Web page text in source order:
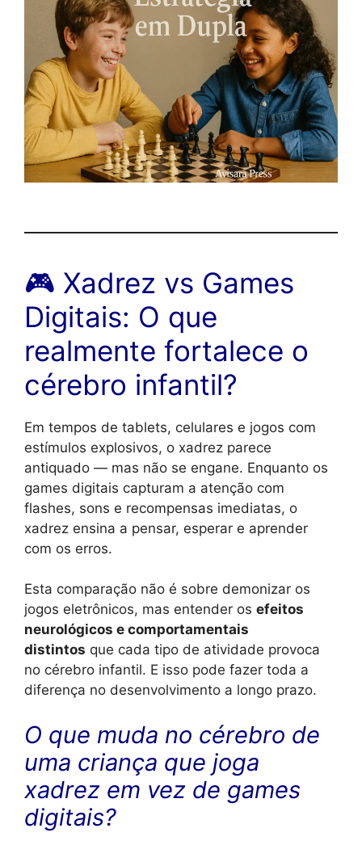
🎮 Xadrez vs Games
Digitais: O que
realmente fortalece o
cérebro infantil?
Em tempos de tablets, celulares e jogos com
estímulos explosivos, o xadrez parece
antiquado — mas não se engane. Enquanto os
games digitais capturam a atenção com
flashes, sons e recompensas imediatas, o
xadrez ensina a pensar, esperar e aprender
com os erros.
Esta comparação não é sobre demonizar os
jogos eletrônicos, mas entender os efeitos
neurológicos e comportamentais
distintos que cada tipo de atividade provoca
no cérebro infantil. E isso pode fazer toda a
diferença no desenvolvimento a longo prazo.
O que muda no cérebro de
uma criança que joga
xadrez em vez de games
digitais?